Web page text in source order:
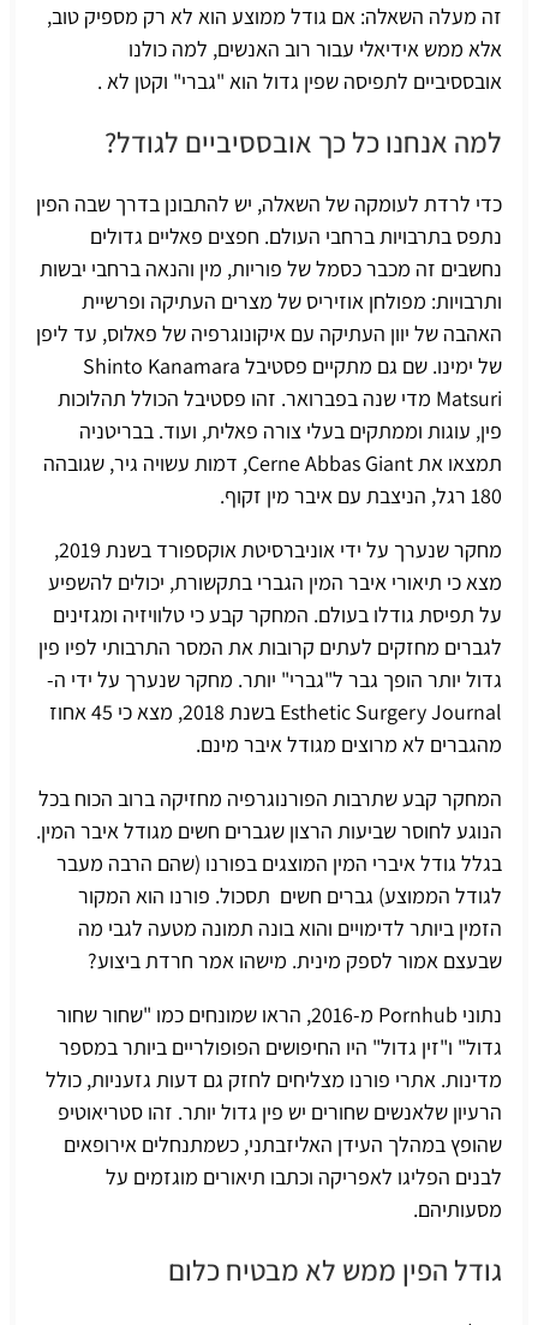
זה מעלה השאלה: אם גודל ממוצע הוא לא רק מספיק טוב,
אלא ממש אידיאלי עבור רוב האנשים, למה כולנו
אובססיביים לתפיסה שפין גדול הוא "גברי" וקטן לא .
למה אנחנו כל כך אובססיביים לגודל?
כדי לרדת לעומקה של השאלה, יש להתבונן בדרך שבה הפין
נתפס בתרבויות ברחבי העולם. חפצים פאליים גדולים
נחשבים זה מכבר כסמל של פוריות, מין והנאה ברחבי יבשות
ותרבויות: מפולחן אוזיריס של מצרים העתיקה ופרשיית
האהבה של יוון העתיקה עם איקונוגרפיה של פאלוס, עד ליפן
של ימינו. שם גם מתקיים פסטיבל Shinto Kanamara
Matsuri מדי שנה בפברואר. זהו פסטיבל הכולל תהלוכות
פין, עוגות וממתקים בעלי צורה פאלית, ועוד. בבריטניה
תמצאו אתCerne Abbas Giant, דמות עשויה גיר, שגובהה
180 רגל, הניצבת עם איבר מין זקוף.
מחקר שנערך על ידי אוניברסיטת אוקספורד בשנת 2019,
מצא כי תיאורי איבר המין הגברי בתקשורת, יכולים להשפיע
על תפיסת גודלו בעולם. המחקר קבע כי טלוויזיה ומגזינים
לגברים מחזקים לעתים קרובות את המסר התרבותי לפיו פין
גדול יותר הופך גבר ל"גברי" יותר. מחקר שנערך על ידי ה-
Esthetic Surgery Journal בשנת 2018, מצא כי 45 אחוז
מהגברים לא מרוצים מגודל איבר מינם.
המחקר קבע שתרבות הפורנוגרפיה מחזיקה ברוב הכוח בכל
הנוגע לחוסר שביעות הרצון שגברים חשים מגודל איבר המין.
בגלל גודל איברי המין המוצגים בפורנו (שהם הרבה מעבר
לגודל הממוצע) גברים חשים תסכול. פורנו הוא המקור
הזמין ביותר לדימויים והוא בונה תמונה מטעה לגבי מה
שבעצם אמור לספק מינית. מישהו אמר חרדת ביצוע?
נתוני Pornhub מ-2016, הראו שמונחים כמו "שחור שחור
גדול" ו"זין גדול" היו החיפושים הפופולריים ביותר במספר
מדינות. אתרי פורנו מצליחים לחזק גם דעות גזעניות, כולל
הרעיון שלאנשים שחורים יש פין גדול יותר. זהו סטריאוטיפ
שהופץ במהלך העידן האליזבתני, כשמתנחלים אירופאים
לבנים הפליגו לאפריקה וכתבו תיאורים מוגזמים על
מסעותיהם.
גודל הפין ממש לא מבטיח כלום